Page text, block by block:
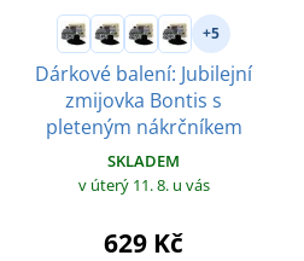
+5
Dárkové balení: Jubilejní
zmijovka Bontis s
pleteným nákrčníkem
SKLADEM
v úterý 11. 8. u vás
629 Kč